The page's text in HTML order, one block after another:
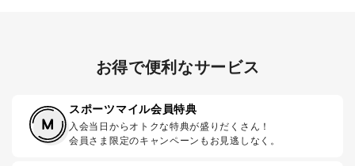
お得で便利なサービス
スポーツマイル会員特典
入会当日からオトクな特典が盛りだくさん！
会員さま限定のキャンペーンもお見逃しなく。